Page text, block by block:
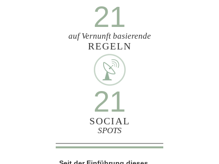
21
auf Vernunft basierende
REGELN
21
SOCIAL
SPOTS